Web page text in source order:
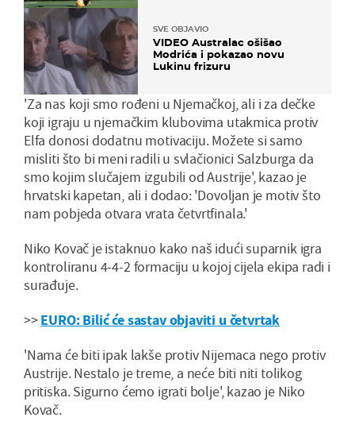
SVE OBJAVIO
VIDEO Australac ošišao
Modrića i pokazao novu
Lukinu frizuru
'Za nas koji smo rođeni u Njemačkoj, ali i za dečke
koji igraju u njemačkim klubovima utakmica protiv
Elfa donosi dodatnu motivaciju. Možete si samo
misliti što bi meni radili u svlačionici Salzburga da
smo kojim slučajem izgubili od Austrije', kazao je
hrvatski kapetan, ali i dodao: 'Dovoljan je motiv što
nam pobjeda otvara vrata četvrtfinala.'
Niko Kovač je istaknuo kako naš idući suparnik igra
kontroliranu 4-4-2 formaciju u kojoj cijela ekipa radi i
surađuje.
>>EURO: Bilić će sastav objaviti u četvrtak
'Nama će biti ipak lakše protiv Nijemaca nego protiv
Austrije. Nestalo je treme, a neće biti niti tolikog
pritiska. Sigurno ćemo igrati bolje', kazao je Niko
Kovač.